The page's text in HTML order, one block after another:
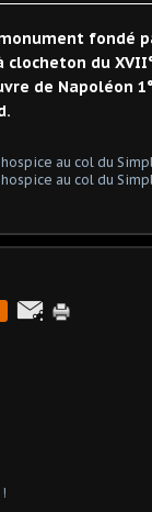
fondé
du
de Napoléon